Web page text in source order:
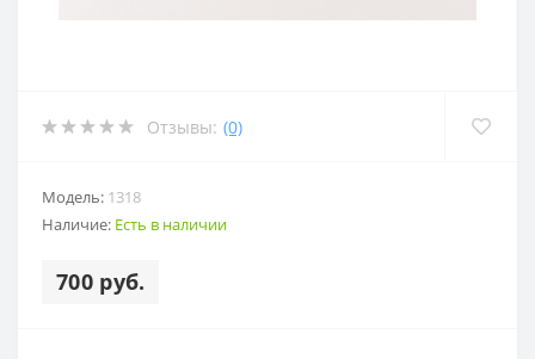
Отзывы: (0)
Модель: 1318
Наличие: Есть в наличии
700 руб.